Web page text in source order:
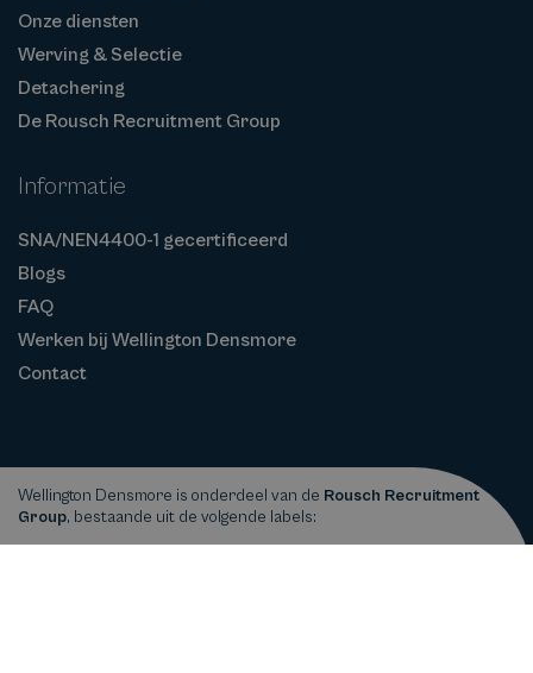
Onze diensten
Werving & Selectie
Detachering
De Rousch Recruitment Group
Informatie
SNA/NEN4400-1 gecertificeerd
Blogs
FAQ
Werken bij Wellington Densmore
Contact
Wellington Densmore is onderdeel van de Rousch Recruitment
Group, bestaande uit de volgende labels: